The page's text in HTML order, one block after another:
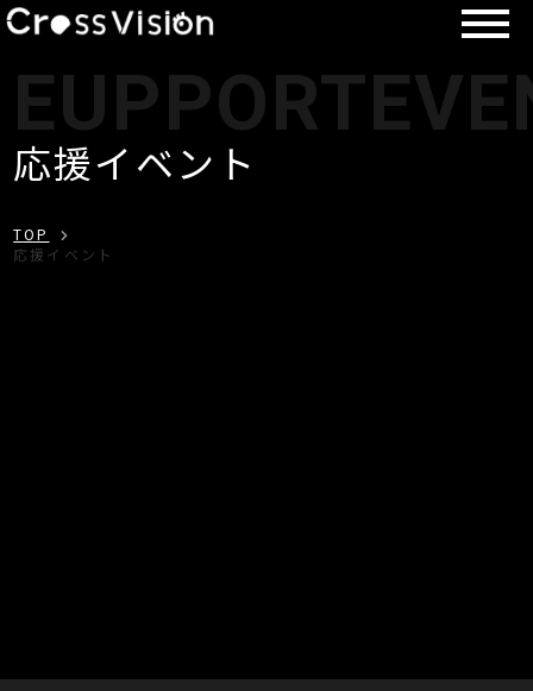
応援イベント
TOP
応援イベント